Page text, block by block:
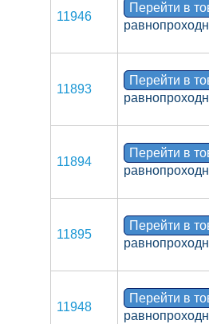
11946
Перейти в
11893
Перейти в
11894
Перейти в
11895
Перейти в
11948
Перейти в